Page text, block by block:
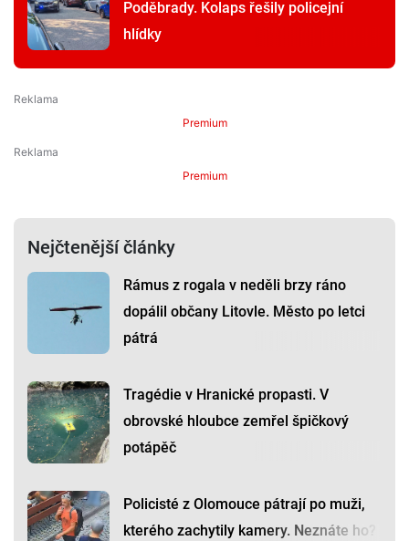
Poděbrady. Kolaps řešily policejní
hlídky
Premium
Premium
Nejčtenější články
Rámus z rogala v neděli brzy ráno
dopálil občany Litovle. Město po letci
pátrá
Tragédie v Hranické propasti. V
obrovské hloubce zemřel špičkový
potápěč
Policisté z Olomouce pátrají po muži,
kterého zachytily kamery. Neznáte ho?